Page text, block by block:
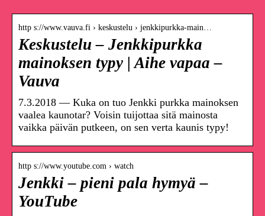
http s://www.vauva.fi › keskustelu › jenkkipurkka-main…
Keskustelu – Jenkkipurkka
mainoksen typy | Aihe vapaa –
Vauva
7.3.2018 — Kuka on tuo Jenkki purkka mainoksen
vaalea kaunotar? Voisin tuijottaa sitä mainosta
vaikka päivän putkeen, on sen verta kaunis typy!
http s://www.youtube.com › watch
Jenkki – pieni pala hymyä –
YouTube